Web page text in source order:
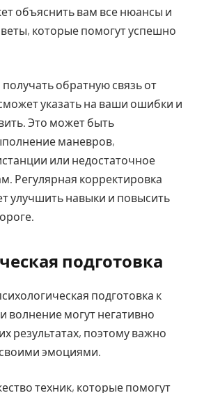
объяснить вам все нюансы и
которые помогут успешно
обратную связь от
указать на ваши ошибки и
Это может быть
маневров,
или недостаточное
Регулярная корректировка
улучшить навыки и повысить
подготовка
подготовка к
волнение могут негативно
результатах, поэтому важно
эмоциями.
техник, которые помогут